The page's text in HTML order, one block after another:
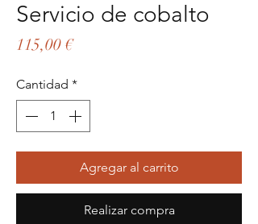
Servicio de cobalto
115,00 €Precio
Cantidad *
Agregar al carrito
Realizar compra